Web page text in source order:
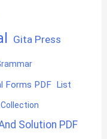
Gita Press
Forms PDF List
Solution PDF